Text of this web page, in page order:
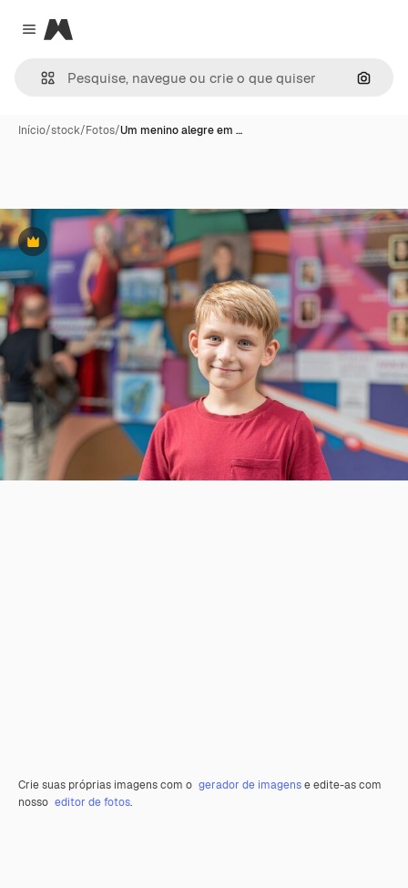
Close menu
Magnific
Início/stock/Fotos/Um menino alegre em …
Premium
Crie suas próprias imagens com o gerador de imagense edite-as com
nosso editor de fotos.